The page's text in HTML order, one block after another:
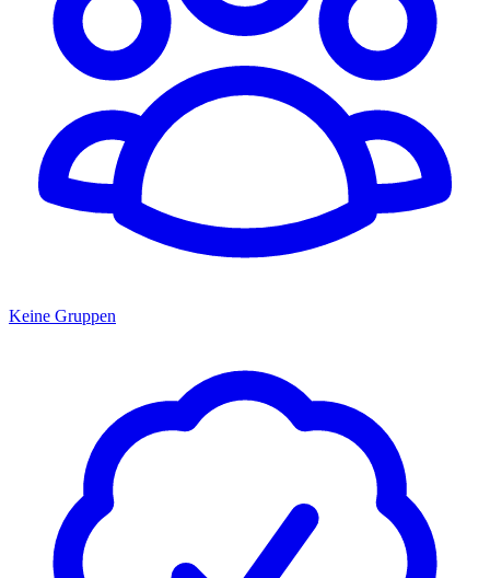
Keine Gruppen